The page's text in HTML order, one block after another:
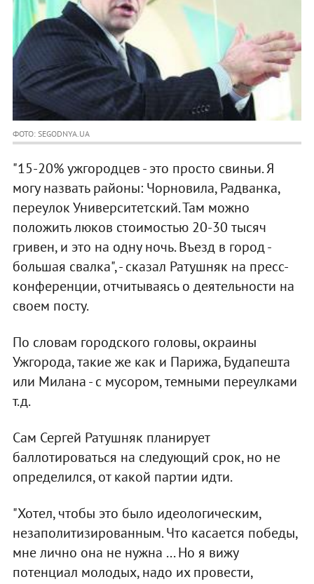
ФОТО: SEGODNYA.UA
"15-20% ужгородцев - это просто свиньи. Я
могу назвать районы: Чорновила, Радванка,
переулок Университетский. Там можно
положить люков стоимостью 20-30 тысяч
гривен, и это на одну ночь. Въезд в город -
большая свалка", - сказал Ратушняк на пресс-
конференции, отчитываясь о деятельности на
своем посту.
По словам городского головы, окраины
Ужгорода, такие же как и Парижа, Будапешта
или Милана - с мусором, темными переулками
т.д.
Сам Сергей Ратушняк планирует
баллотироваться на следующий срок, но не
определился, от какой партии идти.
"Хотел, чтобы это было идеологическим,
незаполитизированным. Что касается победы,
мне лично она не нужна ... Но я вижу
потенциал молодых, надо их провести,